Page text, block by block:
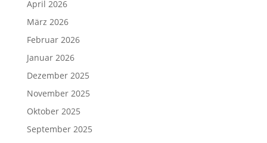
April 2026
März 2026
Februar 2026
Januar 2026
Dezember 2025
November 2025
Oktober 2025
September 2025